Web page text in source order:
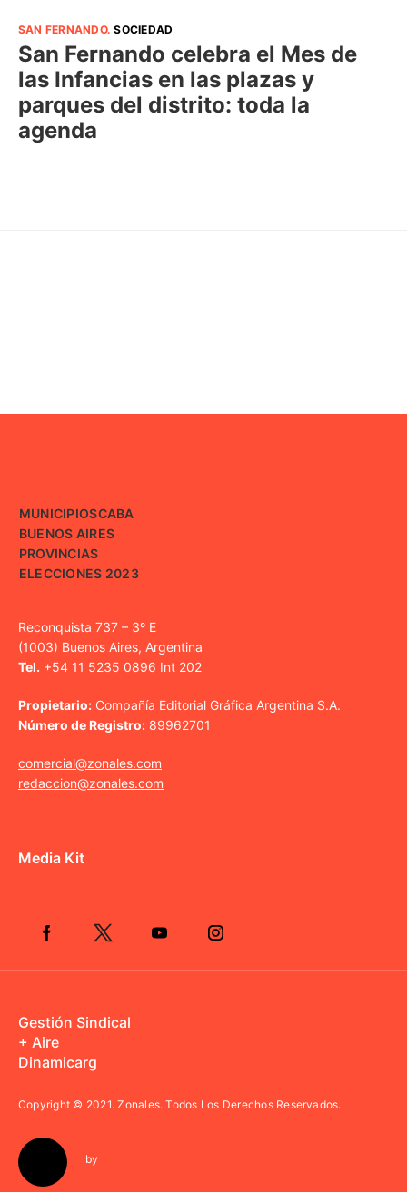
SAN FERNANDO.SOCIEDAD
San Fernando celebra el Mes de
las Infancias en las plazas y
parques del distrito: toda la
agenda
MUNICIPIOSCABA
BUENOS AIRES
PROVINCIAS
ELECCIONES 2023
Reconquista 737 – 3º E
(1003) Buenos Aires, Argentina
Tel. +54 11 5235 0896 Int 202
Propietario: Compañía Editorial Gráfica Argentina S.A.
Número de Registro: 89962701
comercial@zonales.com
redaccion@zonales.com
Media Kit
Gestión Sindical
+ Aire
Dinamicarg
Copyright © 2021.Zonales. Todos Los Derechos Reservados.
by